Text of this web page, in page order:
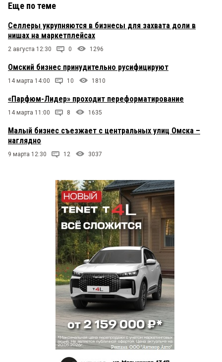
Еще по теме
Селлеры укрупняются в бизнесы для захвата доли в
нишах на маркетплейсах
2 августа 12:30 0 1296
Омский бизнес принудительно русифицируют
14 марта 14:00 10 1810
«Парфюм-Лидер» проходит переформатирование
14 марта 11:00 8 1635
Малый бизнес съезжает с центральных улиц Омска –
наглядно
9 марта 12:30 12 3037